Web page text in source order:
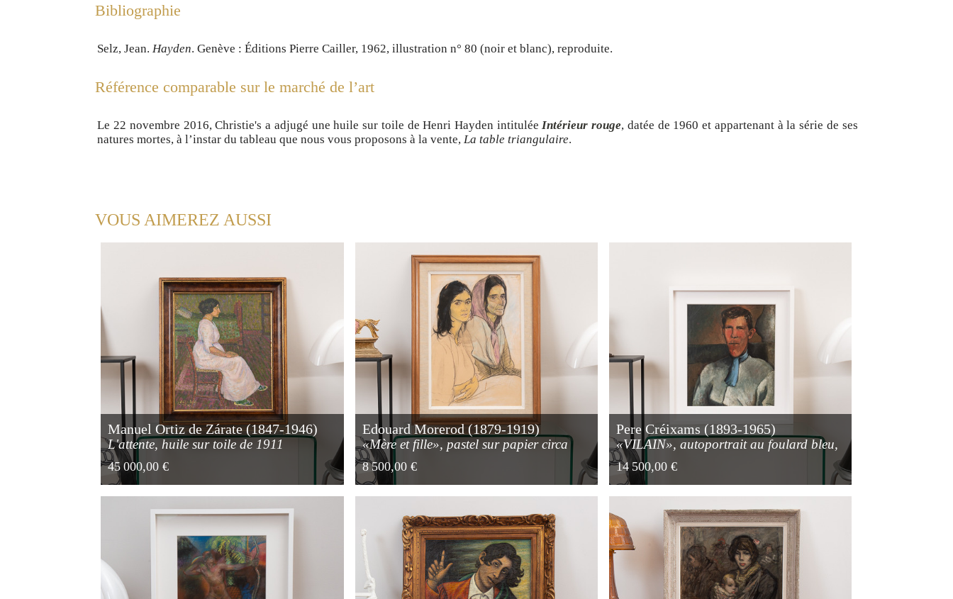
Bibliographie
Selz, Jean.Hayden. Genève : Éditions Pierre Cailler, 1962, illustration n° 80 (noir et blanc), reproduite.
Référence comparable sur le marché de l’art
Le 22 novembre 2016, Christie's a adjugé une huile sur toile de Henri Hayden intituléeIntérieur rouge, datée de 1960 et appartenant à la série de ses
natures mortes, à l’instar du tableau que nous vous proposons à la vente,La table triangulaire.
VOUS AIMEREZ AUSSI
Manuel Ortiz de Zárate (1847-1946)
L'attente, huile sur toile de 1911
45 000,00 €
Edouard Morerod (1879-1919)
«Mère et fille», pastel sur papier circa
1910
8 500,00 €
Pere Créixams (1893-1965)
«VILAIN», autoportrait au foulard bleu,
huile sur carton 1921
14 500,00 €